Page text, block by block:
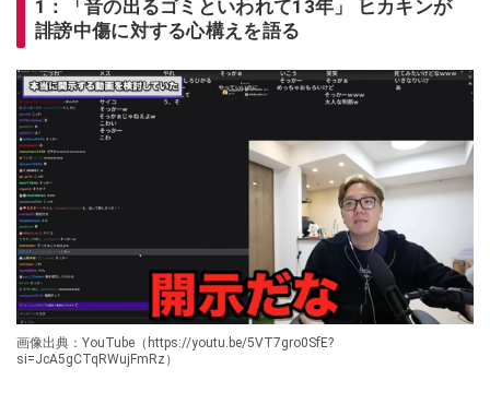
1：「音の出るゴミといわれて13年」 ヒカキンが
誹謗中傷に対する心構えを語る
画像出典：YouTube（https://youtu.be/5VT7gro0SfE?
si=JcA5gCTqRWujFmRz）